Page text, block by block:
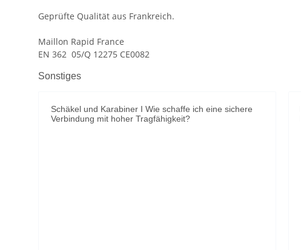
Geprüfte Qualität aus Frankreich.
Maillon Rapid France
EN 362 05/Q 12275 CE0082
Sonstiges
Schäkel und Karabiner I Wie schaffe ich eine sichere
Verbindung mit hoher Tragfähigkeit?